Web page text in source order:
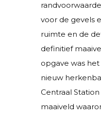
voor de gevels
ruimte en de
definitief
opgave was
nieuw
Centraal
maaiveld